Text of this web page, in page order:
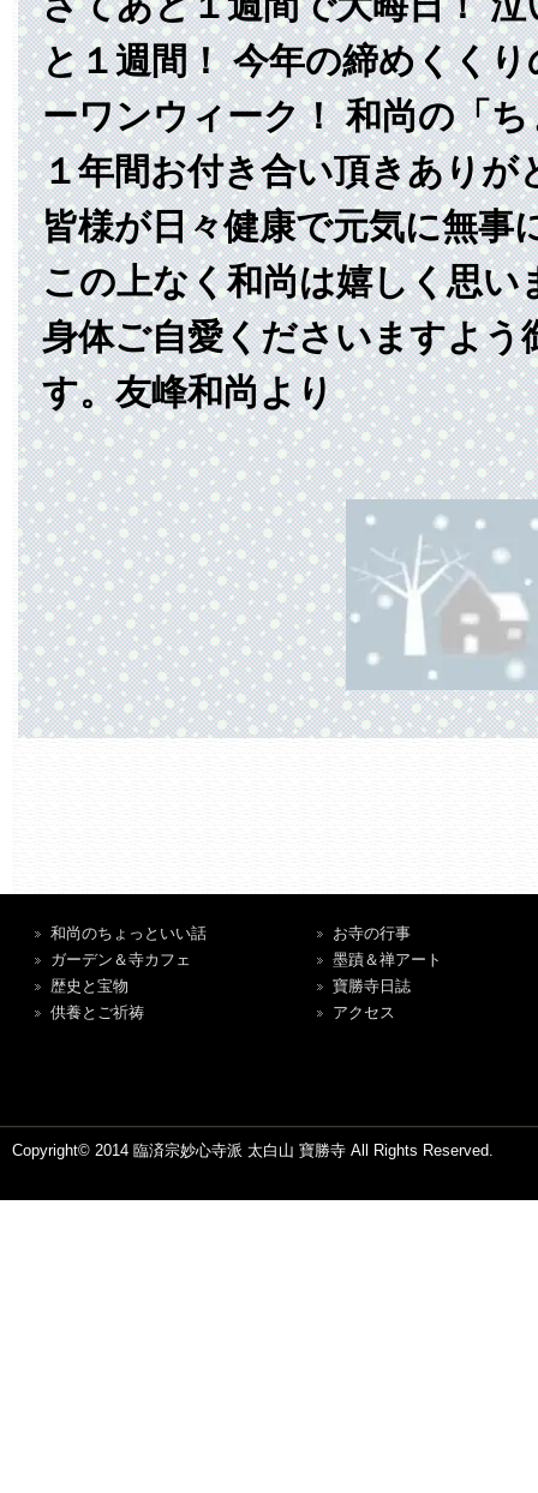
と１週間！ 今年の締めくく
ーワンウィーク！ 和尚の「
１年間お付き合い頂きありが
皆様が日々健康で元気に無事
この上なく和尚は嬉しく思い
身体ご自愛くださいますよう
す。友峰和尚より
和尚のちょっといい話
ガーデン＆寺カフェ
歴史と宝物
供養とご祈祷
お寺の行事
墨蹟＆禅アート
寶勝寺日誌
アクセス
Copyright© 2014 臨済宗妙心寺派 太白山 寶勝寺 All Rights Reserved.